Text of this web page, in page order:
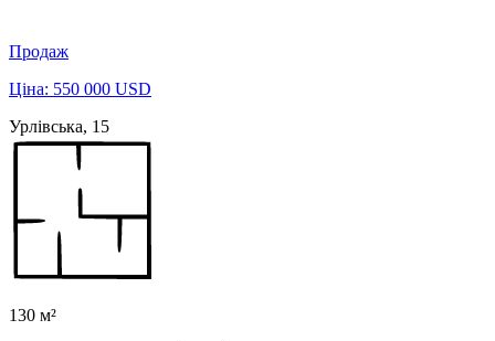
Продаж
Ціна: 550 000 USD
Урлівська, 15
130 м²